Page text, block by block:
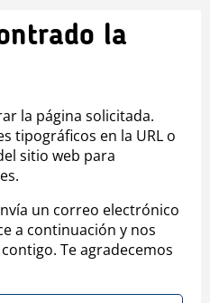
la
la página solicitada.
tipográficos en la URL o
sitio web para
un correo electrónico
a continuación y nos
Te agradecemos